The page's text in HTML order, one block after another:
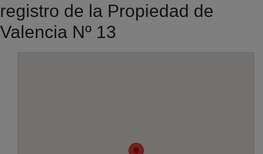
registro de la Propiedad de
Valencia Nº 13